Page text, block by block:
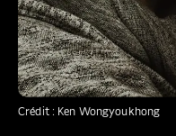
Crédit : Ken Wongyoukhong